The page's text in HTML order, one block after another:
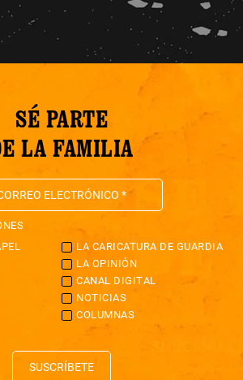
SÉ PARTE
LA FAMILIA
LA CARICATURA DE GUARDIA
LA OPINIÓN
CANAL DIGITAL
NOTICIAS
COLUMNAS
SUSCRÍBETE